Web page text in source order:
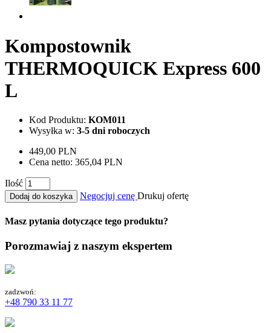
Kompostownik
THERMOQUICK Express 600
L
Kod Produktu: KOM011
Wysyłka w: 3-5 dni roboczych
449,00 PLN
Cena netto: 365,04 PLN
Ilość
Dodaj do koszyka Negocjuj cenę Drukuj ofertę
Masz pytania dotyczące tego produktu?
Porozmawiaj z naszym ekspertem
zadzwoń:
+48 790 33 11 77